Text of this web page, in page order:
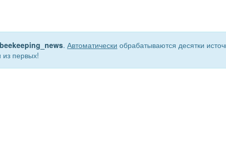
. Автоматически обрабатываются десятки
первых!